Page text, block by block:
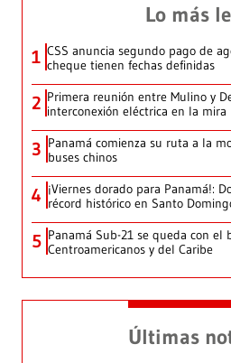
Lo más
1 CSS anuncia segundo pago de
cheque tienen fechas definidas
2 Primera reunión entre Mulino y
interconexión eléctrica en la mira
3 Panamá comienza su ruta a la
buses chinos
4 ¡Viernes dorado para Panamá!:
récord histórico en Santo
5 Panamá Sub-21 se queda con el
Centroamericanos y del Caribe
Últimas